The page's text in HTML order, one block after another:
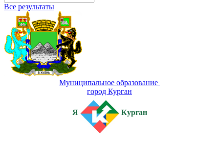
Все результаты
Муниципальное образование
город Курган
Я Курган